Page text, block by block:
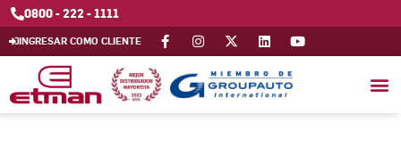
0800 - 222 - 1111
INGRESAR COMO CLIENTE